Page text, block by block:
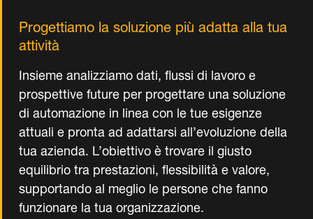
Progettiamo la soluzione più adatta alla tua
attività
Insieme analizziamo dati, flussi di lavoro e
prospettive future per progettare una soluzione
di automazione in linea con le tue esigenze
attuali e pronta ad adattarsi all’evoluzione della
tua azienda. L’obiettivo è trovare il giusto
equilibrio tra prestazioni, flessibilità e valore,
supportando al meglio le persone che fanno
funzionare la tua organizzazione.